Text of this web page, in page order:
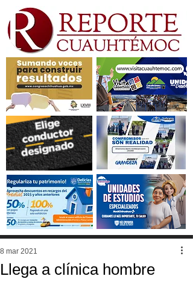
Llega a clínica hombre
8 mar 2021